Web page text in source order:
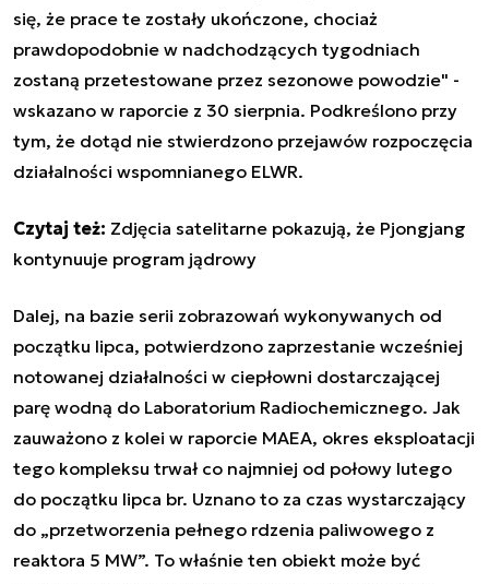
się, że prace te zostały ukończone, chociaż
prawdopodobnie w nadchodzących tygodniach
zostaną przetestowane przez sezonowe powodzie" -
wskazano w raporcie z 30 sierpnia. Podkreślono przy
tym, że dotąd nie stwierdzono przejawów rozpoczęcia
działalności wspomnianego ELWR.
Czytaj też: Zdjęcia satelitarne pokazują, że Pjongjang
kontynuuje program jądrowy
Dalej, na bazie serii zobrazowań wykonywanych od
początku lipca, potwierdzono zaprzestanie wcześniej
notowanej działalności w ciepłowni dostarczającej
parę wodną do Laboratorium Radiochemicznego. Jak
zauważono z kolei w raporcie MAEA, okres eksploatacji
tego kompleksu trwał co najmniej od połowy lutego
do początku lipca br. Uznano to za czas wystarczający
do „przetworzenia pełnego rdzenia paliwowego z
reaktora 5 MW”. To właśnie ten obiekt może być